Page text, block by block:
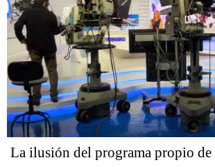
La ilusión del programa propio